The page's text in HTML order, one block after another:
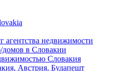
агентства недвижимости
домов в Словакии
Словакия
Австрия, Будапешт